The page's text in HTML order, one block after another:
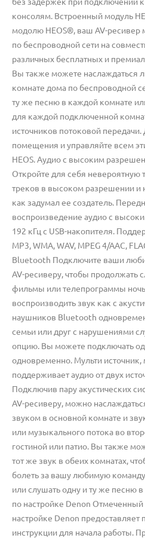
консолям. Встроенный модуль
модолю HEOS®, ваш AV-ресивер
по беспроводной сети на
различных бесплатных и
Вы также можете наслаждаться
комнате дома по беспроводной
ту же песню в каждой комнате
для каждой подключенной
источников потоковой
помещения и управляйте всем
HEOS. Аудио с высоким
Откройте для себя невероятную
треков в высоком разрешении и
как задумал ее создатель.
воспроизведение аудио с
192 кГц с USB-накопителя.
MP3, WMA, WAV, MPEG 4/AAC,
Bluetooth Подключите ваши
AV-ресиверу, чтобы
фильмы или телепрограммы
воспроизводить звук как с
наушников Bluetooth
семьи или друг с нарушениями
опцию. Вы можете подключать
одновременно. Мульти источник,
поддерживает аудио от двух
Подключив пару акустических
AV-ресиверу, можно
звуком в основной комнате и
или музыкального потока во
гостиной или патио. Вы также
тот же звук в обеих комнатах,
болеть за вашу любимую
или слушать одну и ту же песню
по настройке Denon Отмеченный
настройке Denon предоставляет
инструкции для начала работы.